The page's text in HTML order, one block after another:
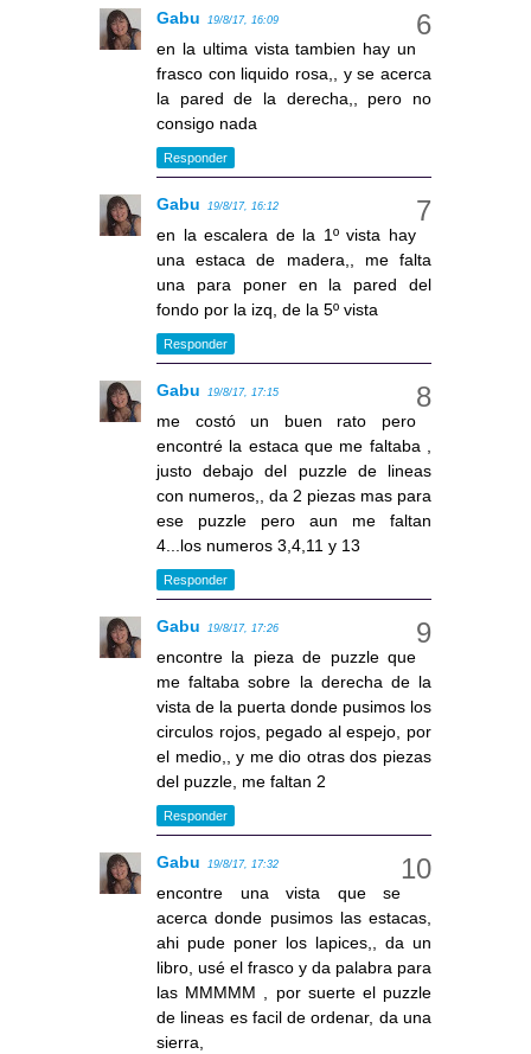
Gabu 19/8/17, 16:09
en la ultima vista tambien hay un
frasco con liquido rosa,, y se acerca
la pared de la derecha,, pero no
consigo nada
Responder
Gabu 19/8/17, 16:12
en la escalera de la 1º vista hay
una estaca de madera,, me falta
una para poner en la pared del
fondo por la izq, de la 5º vista
Responder
Gabu 19/8/17, 17:15
me costó un buen rato pero
encontré la estaca que me faltaba ,
justo debajo del puzzle de lineas
con numeros,, da 2 piezas mas para
ese puzzle pero aun me faltan
4...los numeros 3,4,11 y 13
Responder
Gabu 19/8/17, 17:26
encontre la pieza de puzzle que
me faltaba sobre la derecha de la
vista de la puerta donde pusimos los
circulos rojos, pegado al espejo, por
el medio,, y me dio otras dos piezas
del puzzle, me faltan 2
Responder
Gabu 19/8/17, 17:32
encontre una vista que se
acerca donde pusimos las estacas,
ahi pude poner los lapices,, da un
libro, usé el frasco y da palabra para
las MMMMM , por suerte el puzzle
de lineas es facil de ordenar, da una
sierra,